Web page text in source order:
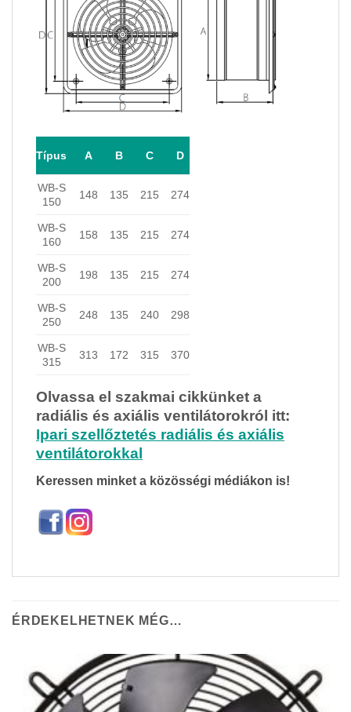
Típus A B C D
WB-S
150
148 135 215 274
WB-S
160
158 135 215 274
WB-S
200
198 135 215 274
WB-S
250
248 135 240 298
WB-S
315
313 172 315 370
Olvassa el szakmai cikkünket a
radiális és axiális ventilátorokról itt:
Ipari szellőztetés radiális és axiális
ventilátorokkal
Keressen minket a közösségi médiákon is!
ÉRDEKELHETNEK MÉG…